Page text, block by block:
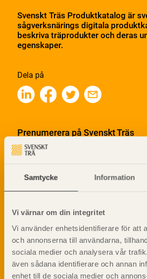
Samtycke Information
Vi värnar om din integritet
Vi använder enhetsidentifierare för att
och annonserna till användarna,
sociala medier och analysera vår
även sådana identifierare och annan
enhet till de sociala medier och
Svenskt Träs Produktkatalog är
sågverksnärings digitala
beskriva träprodukter och deras
egenskaper.
Dela på
Prenumerera på Svenskt Träs
informationsutskick!